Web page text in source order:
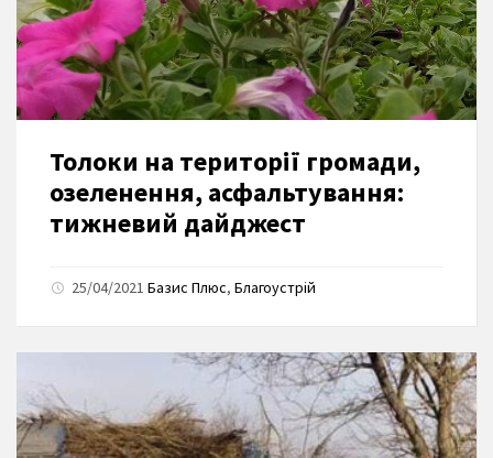
Толоки на території громади,
озеленення, асфальтування:
тижневий дайджест
25/04/2021 Базис Плюс, Благоустрій